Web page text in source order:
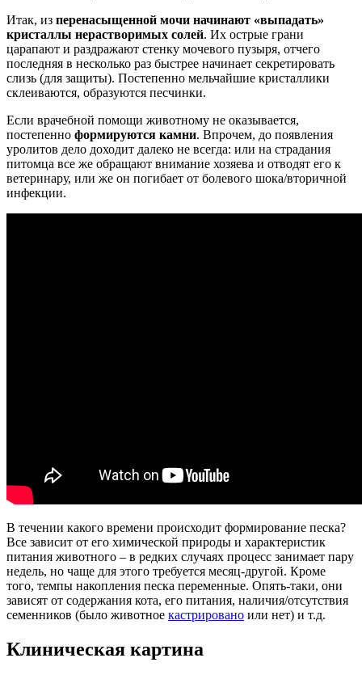
Итак, из перенасыщенной мочи начинают «выпадать»
кристаллы нерастворимых солей. Их острые грани
царапают и раздражают стенку мочевого пузыря, отчего
последняя в несколько раз быстрее начинает секретировать
слизь (для защиты). Постепенно мельчайшие кристаллики
склеиваются, образуются песчинки.
Если врачебной помощи животному не оказывается,
постепенно формируются камни. Впрочем, до появления
уролитов дело доходит далеко не всегда: или на страдания
питомца все же обращают внимание хозяева и отводят его к
ветеринару, или же он погибает от болевого шока/вторичной
инфекции.
В течении какого времени происходит формирование песка?
Все зависит от его химической природы и характеристик
питания животного – в редких случаях процесс занимает пару
недель, но чаще для этого требуется месяц-другой. Кроме
того, темпы накопления песка переменные. Опять-таки, они
зависят от содержания кота, его питания, наличия/отсутствия
семенников (было животное кастрировано или нет) и т.д.
Клиническая картина